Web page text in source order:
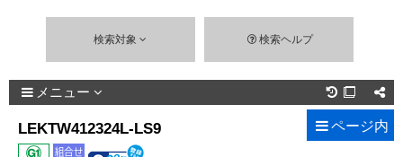
検索対象 検索ヘルプ
メニュー 
LEKTW412324L-LS9 ページ内